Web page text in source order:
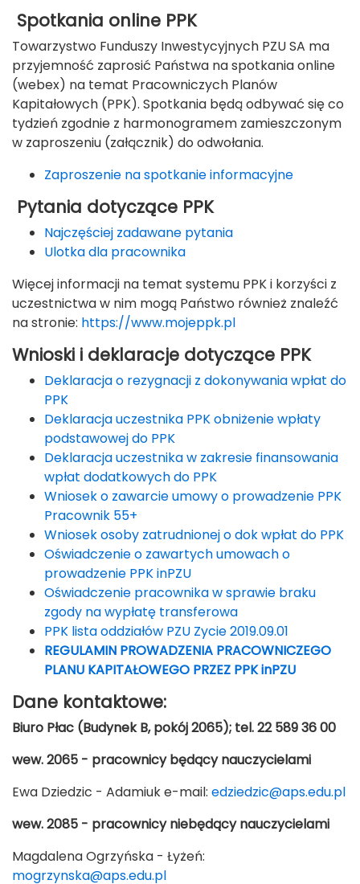
Spotkania online PPK
Towarzystwo Funduszy Inwestycyjnych PZU SA ma
przyjemność zaprosić Państwa na spotkania online
(webex) na temat Pracowniczych Planów
Kapitałowych (PPK). Spotkania będą odbywać się co
tydzień zgodnie z harmonogramem zamieszczonym
w zaproszeniu (załącznik) do odwołania.
Zaproszenie na spotkanie informacyjne
Pytania dotyczące PPK
Najczęściej zadawane pytania
Ulotka dla pracownika
Więcej informacji na temat systemu PPK i korzyści z
uczestnictwa w nim mogą Państwo również znaleźć
na stronie: https://www.mojeppk.pl
Wnioski i deklaracje dotyczące PPK
Deklaracja o rezygnacji z dokonywania wpłat do
PPK
Deklaracja uczestnika PPK obniżenie wpłaty
podstawowej do PPK
Deklaracja uczestnika w zakresie finansowania
wpłat dodatkowych do PPK
Wniosek o zawarcie umowy o prowadzenie PPK
Pracownik 55+
Wniosek osoby zatrudnionej o dok wpłat do PPK
Oświadczenie o zawartych umowach o
prowadzenie PPK inPZU
Oświadczenie pracownika w sprawie braku
zgody na wypłatę transferowa
PPK lista oddziałów PZU Zycie 2019.09.01
REGULAMIN PROWADZENIA PRACOWNICZEGO
PLANU KAPITAŁOWEGO PRZEZ PPK inPZU
Dane kontaktowe:
Biuro Płac (Budynek B, pokój 2065); tel. 22 589 36 00
wew. 2065 - pracownicy będący nauczycielami
Ewa Dziedzic - Adamiuk e-mail: edziedzic@aps.edu.pl
wew. 2085 - pracownicy niebędący nauczycielami
Magdalena Ogrzyńska - Łyżeń:
mogrzynska@aps.edu.pl